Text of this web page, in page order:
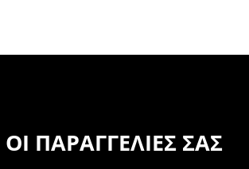
ΟΙ ΠΑΡΑΓΓΕΛΊΕΣ ΣΑΣ